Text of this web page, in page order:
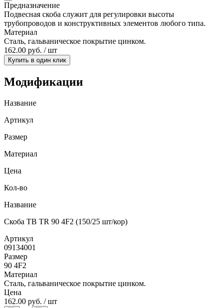
Предназначение
Подвесная скоба служит для регулировки высоты
трубопроводов и конструктивных элементов любого типа.
Материал
Сталь, гальваническое покрытие цинком.
162.00 руб. / шт
Купить в один клик
Модификации
Название
Артикул
Размер
Материал
Цена
Кол-во
Название
Скоба TB TR 90 4F2 (150/25 шт/кор)
Артикул
09134001
Размер
90 4F2
Материал
Сталь, гальваническое покрытие цинком.
Цена
162.00 руб. / шт